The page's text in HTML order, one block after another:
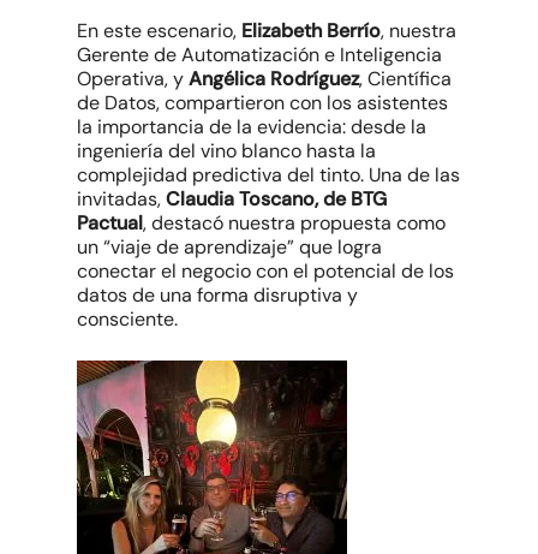
En este escenario, Elizabeth Berrío, nuestra
Gerente de Automatización e Inteligencia
Operativa, yAngélica Rodríguez, Científica
de Datos, compartieron con los asistentes
la importancia de la evidencia: desde la
ingeniería del vino blanco hasta la
complejidad predictiva del tinto. Una de las
invitadas,Claudia Toscano, de BTG
Pactual, destacó nuestra propuesta como
un“viaje de aprendizaje”que logra
conectar el negocio con el potencial de los
datos de una forma disruptiva y
consciente.